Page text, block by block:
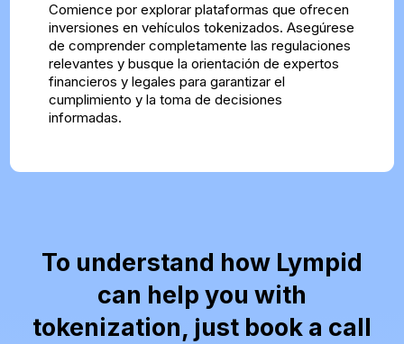
Comience por explorar plataformas que ofrecen
inversiones en vehículos tokenizados. Asegúrese
de comprender completamente las regulaciones
relevantes y busque la orientación de expertos
financieros y legales para garantizar el
cumplimiento y la toma de decisiones
informadas.
To understand how Lympid
can help you with
tokenization, just book a call